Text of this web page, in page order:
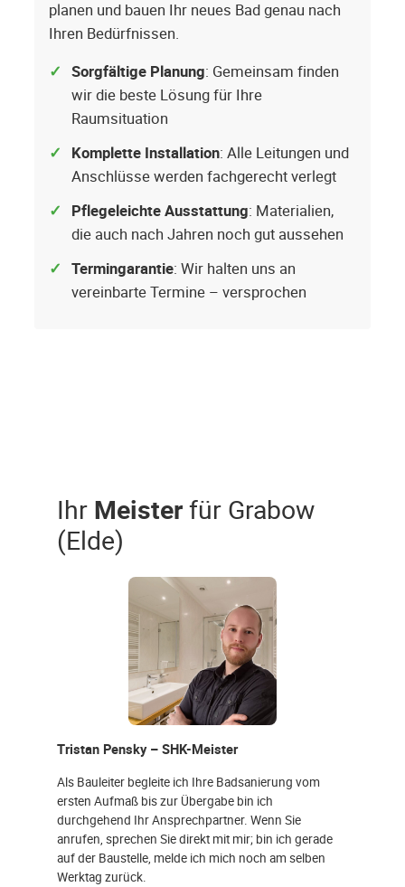
planen und bauen Ihr neues Bad genau nach
Ihren Bedürfnissen.
Sorgfältige Planung: Gemeinsam finden
wir die beste Lösung für Ihre
Raumsituation
Komplette Installation: Alle Leitungen und
Anschlüsse werden fachgerecht verlegt
Pflegeleichte Ausstattung: Materialien,
die auch nach Jahren noch gut aussehen
Termingarantie: Wir halten uns an
vereinbarte Termine – versprochen
Ihr Meisterfür Grabow
(Elde)
Tristan Pensky – SHK-Meister
Als Bauleiter begleite ich Ihre Badsanierung vom
ersten Aufmaß bis zur Übergabe bin ich
durchgehend Ihr Ansprechpartner. Wenn Sie
anrufen, sprechen Sie direkt mit mir; bin ich gerade
auf der Baustelle, melde ich mich noch am selben
Werktag zurück.